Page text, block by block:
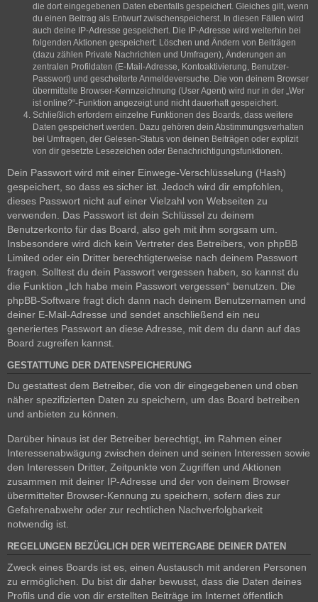
die dort eingegebenen Daten ebenfalls gespeichert. Gleiches gilt, wenn
du einen Beitrag als Entwurf zwischenspeicherst. In diesen Fällen wird
auch deine IP-Adresse gespeichert. Die IP-Adresse wird weiterhin bei
folgenden Aktionen gespeichert: Löschen und Ändern von Beiträgen
(dazu zählen Private Nachrichten und Umfragen), Änderungen an
zentralen Profildaten (E-Mail-Adresse, Kontoaktivierung, Benutzer-
Passwort) und gescheiterte Anmeldeversuche. Die von deinem Browser
übermittelte Browser-Kennzeichnung (User Agent) wird nur in der „Wer
ist online?“-Funktion angezeigt und nicht dauerhaft gespeichert.
Schließlich erfordern einzelne Funktionen des Boards, dass weitere
Daten gespeichert werden. Dazu gehören dein Abstimmungsverhalten
bei Umfragen, der Gelesen-Status von deinen Beiträgen oder explizit
von dir gesetzte Lesezeichen oder Benachrichtigungsfunktionen.
Dein Passwort wird mit einer Einwege-Verschlüsselung (Hash)
gespeichert, so dass es sicher ist. Jedoch wird dir empfohlen,
dieses Passwort nicht auf einer Vielzahl von Webseiten zu
verwenden. Das Passwort ist dein Schlüssel zu deinem
Benutzerkonto für das Board, also geh mit ihm sorgsam um.
Insbesondere wird dich kein Vertreter des Betreibers, von phpBB
Limited oder ein Dritter berechtigterweise nach deinem Passwort
fragen. Solltest du dein Passwort vergessen haben, so kannst du
die Funktion „Ich habe mein Passwort vergessen“ benutzen. Die
phpBB-Software fragt dich dann nach deinem Benutzernamen und
deiner E-Mail-Adresse und sendet anschließend ein neu
generiertes Passwort an diese Adresse, mit dem du dann auf das
Board zugreifen kannst.
GESTATTUNG DER DATENSPEICHERUNG
Du gestattest dem Betreiber, die von dir eingegebenen und oben
näher spezifizierten Daten zu speichern, um das Board betreiben
und anbieten zu können.
Darüber hinaus ist der Betreiber berechtigt, im Rahmen einer
Interessenabwägung zwischen deinen und seinen Interessen sowie
den Interessen Dritter, Zeitpunkte von Zugriffen und Aktionen
zusammen mit deiner IP-Adresse und der von deinem Browser
übermittelter Browser-Kennung zu speichern, sofern dies zur
Gefahrenabwehr oder zur rechtlichen Nachverfolgbarkeit
notwendig ist.
REGELUNGEN BEZÜGLICH DER WEITERGABE DEINER DATEN
Zweck eines Boards ist es, einen Austausch mit anderen Personen
zu ermöglichen. Du bist dir daher bewusst, dass die Daten deines
Profils und die von dir erstellten Beiträge im Internet öffentlich